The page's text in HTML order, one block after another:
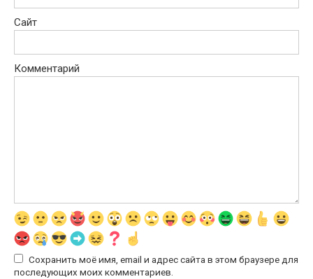
Сайт
Комментарий
Сохранить моё имя, email и адрес сайта в этом браузере для
последующих моих комментариев.